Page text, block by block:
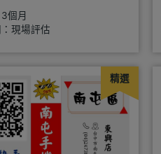
個月
現場評估
精選